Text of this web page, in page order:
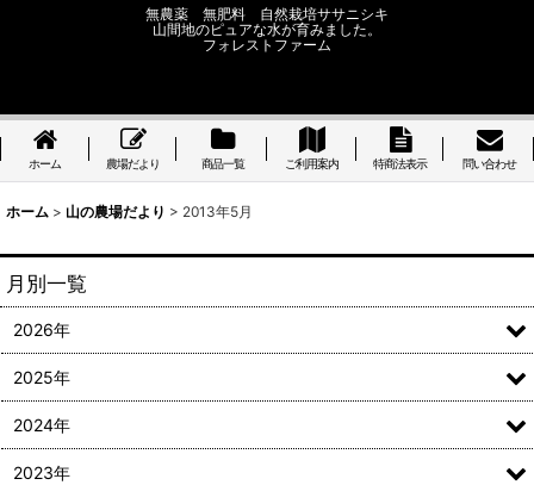
無農薬 無肥料 自然栽培ササニシキ
山間地のピュアな水が育みました。
フォレストファーム
ホーム 農場だより 商品一覧 ご利用案内 特商法表示 問い合わせ
ホーム > 山の農場だより > 2013年5月
月別一覧
2026年
2025年
2024年
2023年